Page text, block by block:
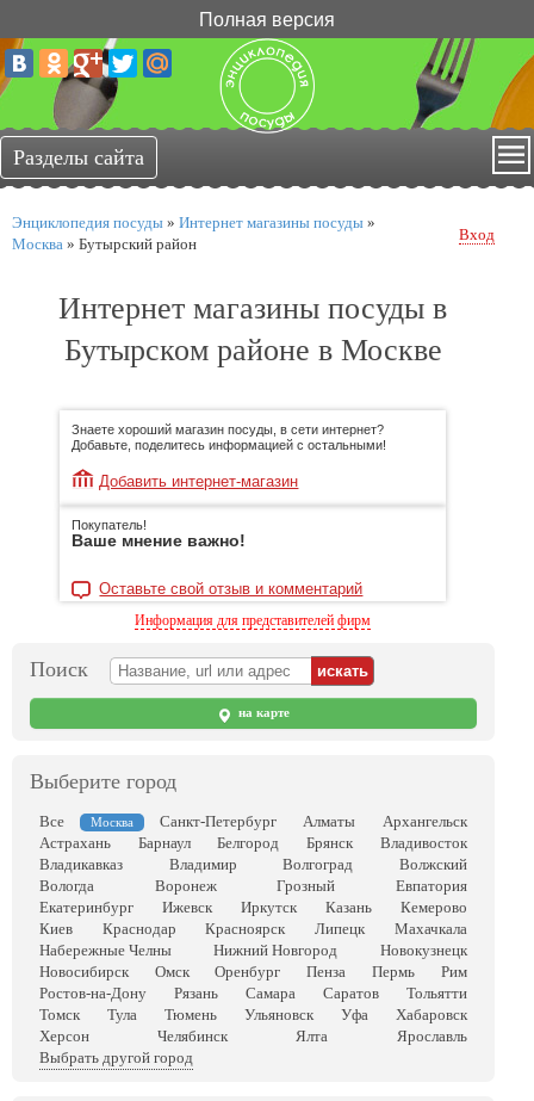
Полная версия
Энциклопедия посуды » Интернет магазины посуды »
Москва » Бутырский район
Вход
Интернет магазины посуды в
Бутырском районе в Москве
Знаете хороший магазин посуды, в сети интернет?
Добавьте, поделитесь информацией с остальными!
Добавить интернет-магазин
Покупатель!
Ваше мнение важно!
Оставьте свой отзыв и комментарий
Информация для представителей фирм
Поиск
на карте
Выберите город
Все Москва Санкт-Петербург Алматы
Архангельск
Астрахань
Барнаул Белгород Брянск
Владивосток
Владикавказ
Владимир Волгоград
Волжский
Вологда
Воронеж Грозный
Евпатория
Екатеринбург
Ижевск Иркутск Казань
Кемерово
Киев
Краснодар Красноярск Липецк
Махачкала
Набережные Челны
Нижний Новгород
Новокузнецк
Новосибирск
Омск Оренбург Пенза Пермь
Рим
Ростов-на-Дону
Рязань Самара Саратов
Тольятти
Томск
Тула Тюмень Ульяновск Уфа
Хабаровск
Херсон
Челябинск Ялта
Ярославль
Выбрать другой город